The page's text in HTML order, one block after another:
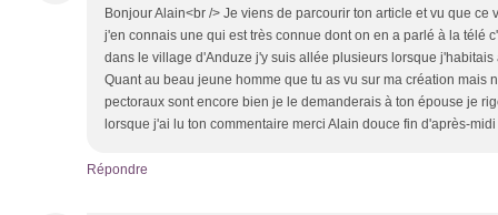
Bonjour Alain<br /> Je viens de parcourir ton article et vu que
j'en connais une qui est très connue dont on en a parlé à la télé
dans le village d'Anduze j'y suis allée plusieurs lorsque
Quant au beau jeune homme que tu as vu sur ma création mais
pectoraux sont encore bien je le demanderais à ton épouse je
lorsque j'ai lu ton commentaire merci Alain douce fin d'après-
Répondre